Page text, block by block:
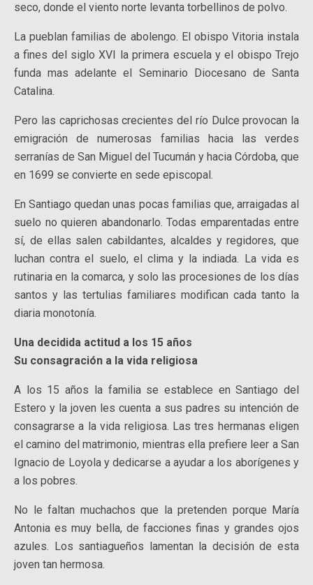
seco, donde el viento norte levanta torbellinos de polvo.
La pueblan familias de abolengo. El obispo Vitoria instala
a fines del siglo XVI la primera escuela y el obispo Trejo
funda mas adelante el Seminario Diocesano de Santa
Catalina.
Pero las caprichosas crecientes del río Dulce provocan la
emigración de numerosas familias hacia las verdes
serranías de San Miguel del Tucumán y hacia Córdoba, que
en 1699 se convierte en sede episcopal.
En Santiago quedan unas pocas familias que, arraigadas al
suelo no quieren abandonarlo. Todas emparentadas entre
sí, de ellas salen cabildantes, alcaldes y regidores, que
luchan contra el suelo, el clima y la indiada. La vida es
rutinaria en la comarca, y solo las procesiones de los días
santos y las tertulias familiares modifican cada tanto la
diaria monotonía.
Una decidida actitud a los 15 años
Su consagración a la vida religiosa
A los 15 años la familia se establece en Santiago del
Estero y la joven les cuenta a sus padres su intención de
consagrarse a la vida religiosa. Las tres hermanas eligen
el camino del matrimonio, mientras ella prefiere leer a San
Ignacio de Loyola y dedicarse a ayudar a los aborígenes y
a los pobres.
No le faltan muchachos que la pretenden porque María
Antonia es muy bella, de facciones finas y grandes ojos
azules. Los santiagueños lamentan la decisión de esta
joven tan hermosa.